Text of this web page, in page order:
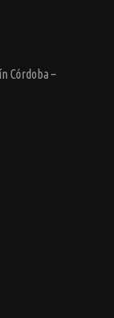
Córdoba –